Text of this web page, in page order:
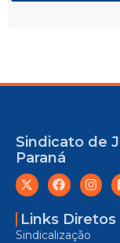
Sindicato de
Paraná
Links Diretos
Sindicalização